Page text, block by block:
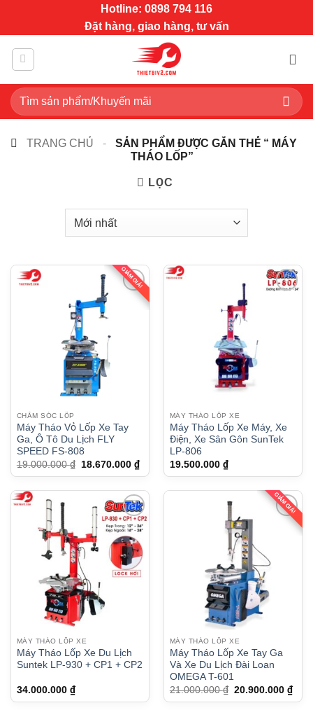
dung
Hotline: 0898 794 116
Đặt hàng, giao hàng, tư vấn
Tìm
kiếm:
TRANG CHỦ -
SẢN PHẨM ĐƯỢC GẮN THẺ “ MÁY
THÁO LỐP”
LỌC
GIẢM GIÁ!
CHĂM SÓC LỐP
Máy Tháo Vỏ Lốp Xe Tay
Ga, Ô Tô Du Lịch FLY
SPEED FS-808
19.000.000₫
Giá
19.000.000 ₫.
18.670.000 ₫Giá
hiện
là:
18.670.000 ₫.
MÁY THÁO LỐP XE
Máy Tháo Lốp Xe Máy, Xe
Điện, Xe Sân Gôn SunTek
LP-806
19.500.000 ₫
MÁY THÁO LỐP XE
Máy Tháo Lốp Xe Du Lịch
Suntek LP-930 + CP1 + CP2
34.000.000 ₫
GIẢM GIÁ!
MÁY THÁO LỐP XE
Máy Tháo Lốp Xe Tay Ga
Và Xe Du Lịch Đài Loan
OMEGA T-601
21.000.000₫ Giá
20.900.000 ₫Giá
hiện